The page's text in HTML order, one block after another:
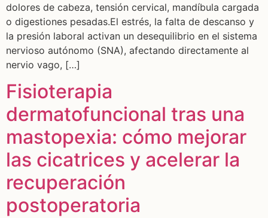
dolores de cabeza, tensión cervical, mandíbula cargada
o digestiones pesadas.El estrés, la falta de descanso y
la presión laboral activan un desequilibrio en el sistema
nervioso autónomo (SNA), afectando directamente al
nervio vago, […]
Fisioterapia
dermatofuncional tras una
mastopexia: cómo mejorar
las cicatrices y acelerar la
recuperación
postoperatoria